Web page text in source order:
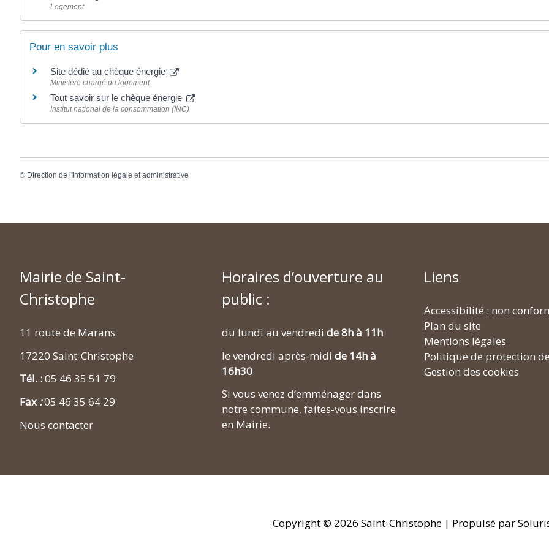
Logement
Pour en savoir plus
Site dédié au chèque énergie
Ministère chargé du logement
Tout savoir sur le chèque énergie
Institut national de la consommation (INC)
© Direction de l'information légale et administrative
Mairie de Saint-
Christophe
11 route de Marans
17220 Saint-Christophe
Tél. :05 46 35 51 79
Fax:05 46 35 64 29
Nous contacter
Horaires d’ouverture au
public :
du lundi au vendredi de 8h à 11h
le vendredi après-midi de 14h à
16h30
Si vous venez d’emménager dans
notre commune, faites-vous inscrire
en Mairie.
Liens
Accessibilité : non
Plan du site
Mentions légales
Politique de protection
Gestion des cookies
Copyright © 2026 Saint-Christophe| Propulsé par